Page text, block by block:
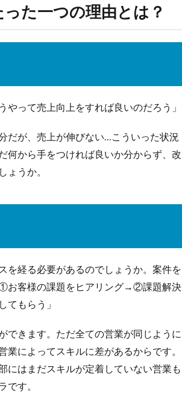
た一つの理由とは？
やって売上向上をすれば良いのだろう」
だが、売上が伸びない…こういった状況
何から手をつければ良いか分からず、改
ょうか。
を経る必要があるのでしょうか。案件を
お客様の課題をヒアリング→②課題解決
もらう」
できます。ただ全ての営業が同じように
によってスキルに差があるからです。
にはまだスキルが定着していない営業も
です。